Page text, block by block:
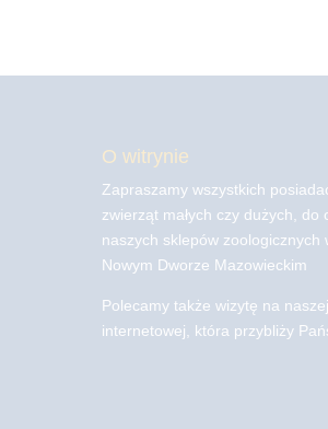
O witrynie
Zapraszamy wszystkich
zwierząt małych czy dużych, do
naszych sklepów zoologicznych
Nowym Dworze Mazowieckim
Polecamy także wizytę na
internetowej, która przybliży